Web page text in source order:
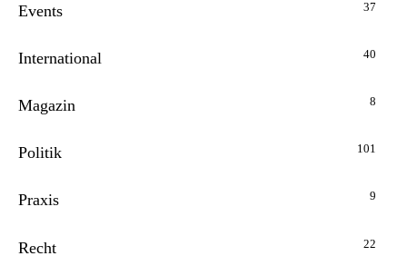
Events 37
International 40
Magazin 8
Politik 101
Praxis 9
Recht 22